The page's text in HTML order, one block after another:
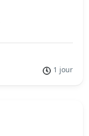
1 jour